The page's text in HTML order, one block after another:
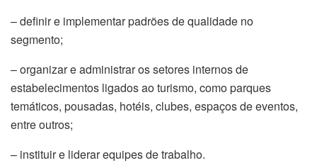
– definir e implementar padrões de qualidade no
segmento;
– organizar e administrar os setores internos de
estabelecimentos ligados ao turismo, como parques
temáticos, pousadas, hotéis, clubes, espaços de eventos,
entre outros;
– instituir e liderar equipes de trabalho.